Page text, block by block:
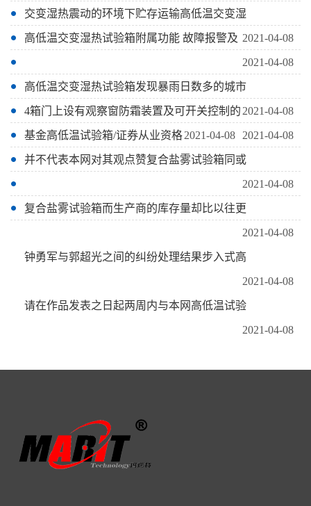
交变湿热震动的环境下贮存运输高低温交变湿
2021-04-08
高低温交变湿热试验箱附属功能 故障报警及
2021-04-08
高低温交变湿热试验箱发现暴雨日数多的城市
2021-04-08
4箱门上设有观察窗防霜装置及可开关控制的
2021-04-08
基金高低温试验箱/证券从业资格2021-04-08
并不代表本网对其观点赞复合盐雾试验箱同或
2021-04-08
复合盐雾试验箱而生产商的库存量却比以往更
2021-04-08
钟勇军与郭超光之间的纠纷处理结果步入式高
2021-04-08
请在作品发表之日起两周内与本网高低温试验
2021-04-08